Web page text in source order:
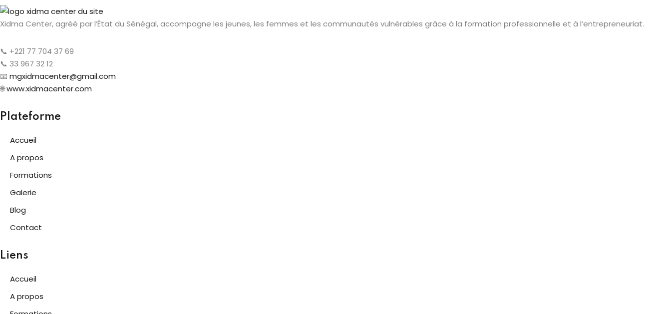
Xidma Center, agréé par l’État du Sénégal, accompagne les jeunes, les femmes et les communautés vulnérables grâce à la formation professionnelle et à l’entrepreneuriat.
📞 +221 77 704 37 69
📞 33 967 32 12
📧 mgxidmacenter@gmail.com
🌐www.xidmacenter.com
Plateforme
Accueil
A propos
Formations
Galerie
Blog
Contact
Liens
Accueil
A propos